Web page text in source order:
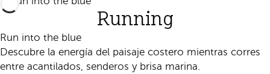
Running
Run into the blue
Descubre la energía del paisaje costero mientras corres
entre acantilados, senderos y brisa marina.